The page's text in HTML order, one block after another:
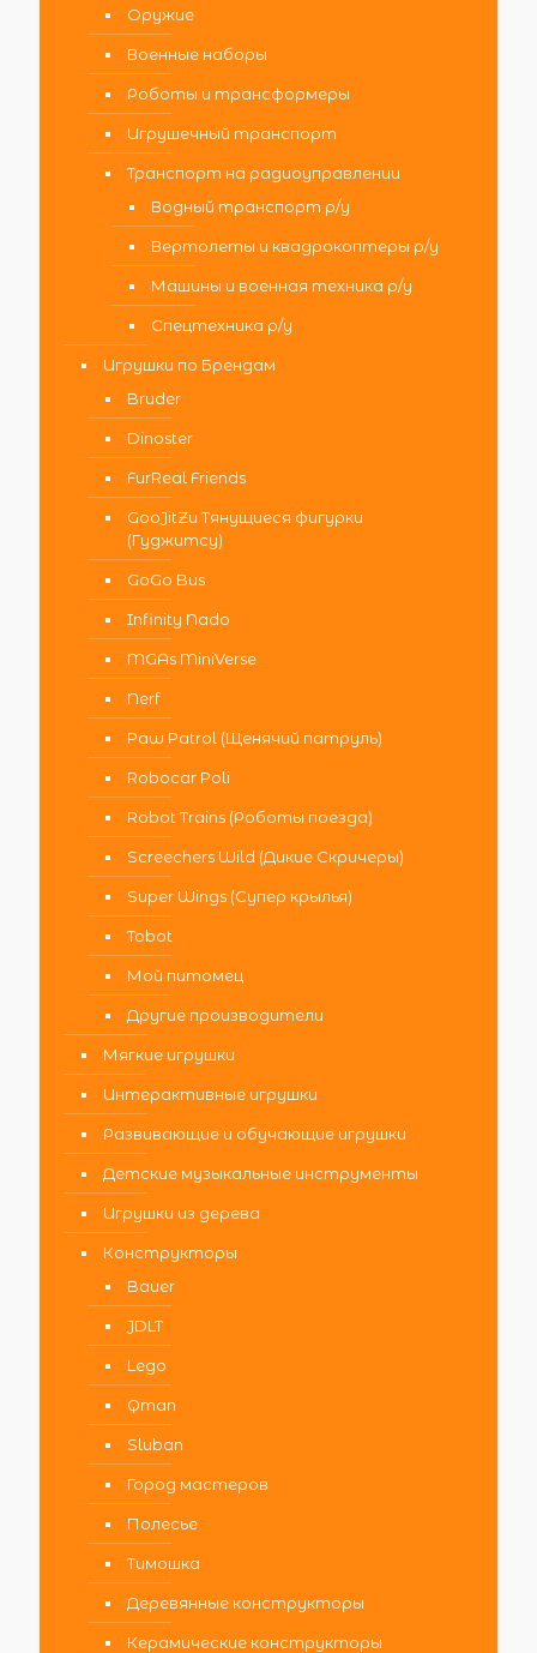
Оружие
Военные наборы
Роботы и трансформеры
Игрушечный транспорт
Транспорт на радиоуправлении
Водный транспорт р/у
Вертолеты и квадрокоптеры р/у
Машины и военная техника р/у
Спецтехника р/у
Игрушки по Брендам
Bruder
Dinoster
FurReal Friends
GooJitZu Тянущиеся фигурки
(Гуджитсу)
GoGo Bus
Infinity Nado
MGAs MiniVerse
Nerf
Paw Patrol (Щенячий патруль)
Robocar Poli
Robot Trains (Роботы поезда)
Screechers Wild (Дикие Скричеры)
Super Wings (Супер крылья)
Tobot
Мой питомец
Другие производители
Мягкие игрушки
Интерактивные игрушки
Развивающие и обучающие игрушки
Детские музыкальные инструменты
Игрушки из дерева
Конструкторы
Bauer
JDLT
Lego
Qman
Sluban
Город мастеров
Полесье
Тимошка
Деревянные конструкторы
Керамические конструкторы